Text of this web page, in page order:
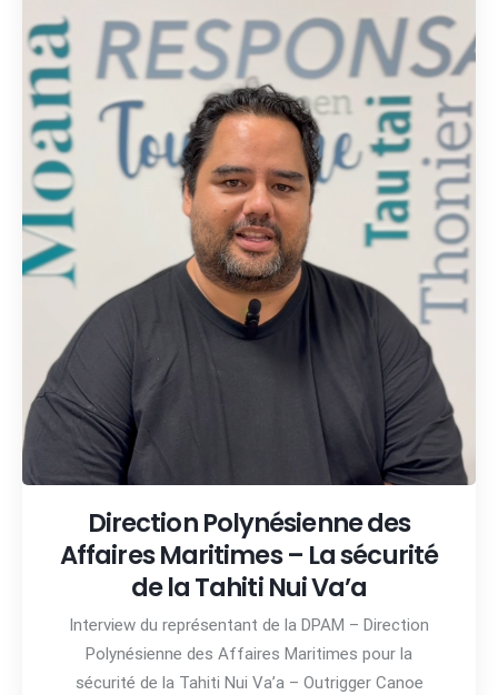
Direction Polynésienne des
Affaires Maritimes – La sécurité
de la Tahiti Nui Va’a
Interview du représentant de la DPAM – Direction
Polynésienne des Affaires Maritimes pour la
sécurité de la Tahiti Nui Va’a – Outrigger Canoe